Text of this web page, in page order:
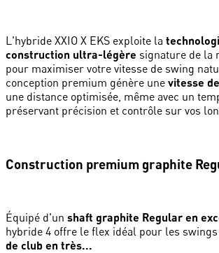
L'hybride XXIO X EKS exploite la
construction ultra-légère signature de la
pour maximiser votre vitesse de swing
conception premium génère une vitesse
une distance optimisée, même avec un
préservant précision et contrôle sur vos
Construction premium graphite
Équipé d'un shaft graphite Regular en
hybride 4 offre le flex idéal pour les swings
de club en très...